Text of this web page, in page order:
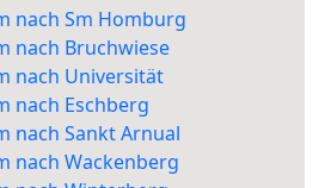
nach Sm Homburg
nach Bruchwiese
nach Universität
nach Eschberg
nach Sankt Arnual
nach Wackenberg